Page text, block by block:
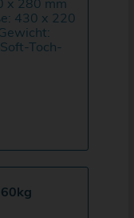
x 280 mm
430 x 220
Toch-